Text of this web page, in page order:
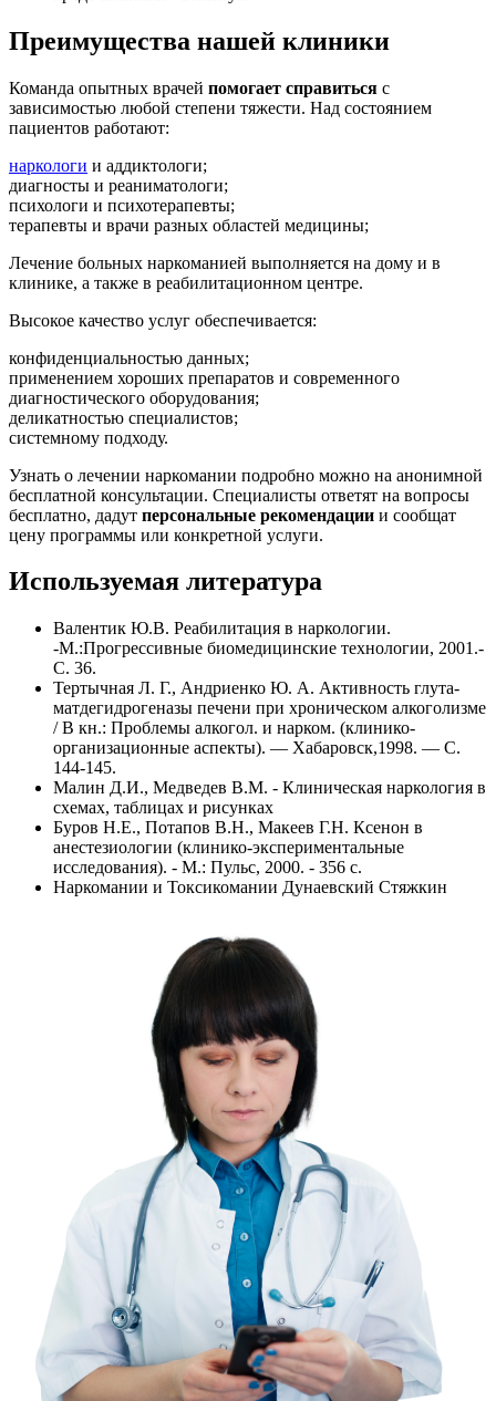
Преимущества нашей клиники
Команда опытных врачей помогает справиться с
зависимостью любой степени тяжести. Над состоянием
пациентов работают:
наркологи и аддиктологи;
диагносты и реаниматологи;
психологи и психотерапевты;
терапевты и врачи разных областей медицины;
Лечение больных наркоманией выполняется на дому и в
клинике, а также в реабилитационном центре.
Высокое качество услуг обеспечивается:
конфиденциальностью данных;
применением хороших препаратов и современного
диагностического оборудования;
деликатностью специалистов;
системному подходу.
Узнать о лечении наркомании подробно можно на анонимной
бесплатной консультации. Специалисты ответят на вопросы
бесплатно, дадут персональные рекомендации и сообщат
цену программы или конкретной услуги.
Используемая литература
Валентик Ю.В. Реабилитация в наркологии.
-М.:Прогрессивные биомедицинские технологии, 2001.-
С. 36.
Тертычная Л. Г., Андриенко Ю. А. Активность глута-
матдегидрогеназы печени при хроническом алкоголизме
/ В кн.: Проблемы алкогол. и нарком. (клинико-
организационные аспекты). — Хабаровск,1998. — С.
144-145.
Малин Д.И., Медведев В.М. - Клиническая наркология в
схемах, таблицах и рисунках
Буров Н.Е., Потапов В.Н., Макеев Г.Н. Ксенон в
анестезиологии (клинико-экспериментальные
исследования). - М.: Пульс, 2000. - 356 с.
Наркомании и Токсикомании Дунаевский Стяжкин